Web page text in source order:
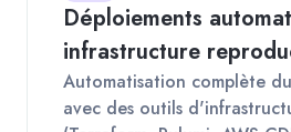
Déploiements
infrastructure
Automatisation complète
avec des outils